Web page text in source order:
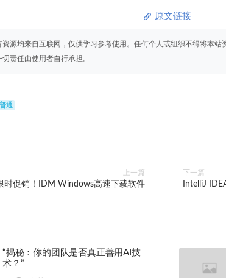
原文链接
资源均来自互联网，仅供学习参考使用。任何个人或组织不得将本
责任由使用者自行承担。
普通
上一篇
时促销！IDM Windows高速下载软件
下一篇
IntelliJ
“揭秘：你的团队是否真正善用AI技
术？”